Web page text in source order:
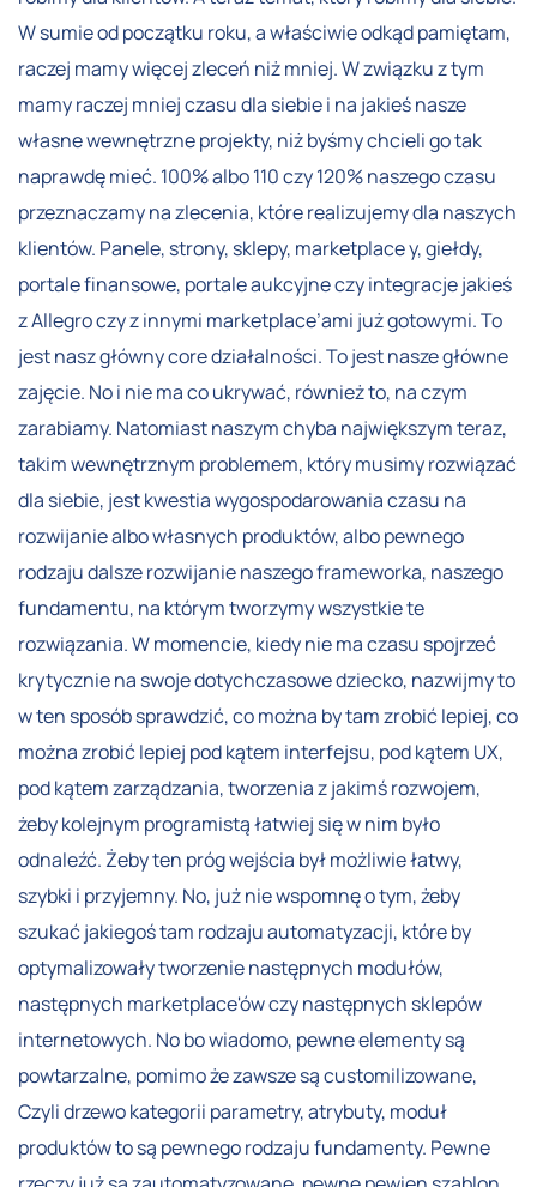
W sumie od początku roku, a właściwie odkąd pamiętam,
raczej mamy więcej zleceń niż mniej. W związku z tym
mamy raczej mniej czasu dla siebie i na jakieś nasze
własne wewnętrzne projekty, niż byśmy chcieli go tak
naprawdę mieć. 100% albo 110 czy 120% naszego czasu
przeznaczamy na zlecenia, które realizujemy dla naszych
klientów. Panele, strony, sklepy, marketplace y, giełdy,
portale finansowe, portale aukcyjne czy integracje jakieś
z Allegro czy z innymi marketplace’ami już gotowymi. To
jest nasz główny core działalności. To jest nasze główne
zajęcie. No i nie ma co ukrywać, również to, na czym
zarabiamy. Natomiast naszym chyba największym teraz,
takim wewnętrznym problemem, który musimy rozwiązać
dla siebie, jest kwestia wygospodarowania czasu na
rozwijanie albo własnych produktów, albo pewnego
rodzaju dalsze rozwijanie naszego frameworka, naszego
fundamentu, na którym tworzymy wszystkie te
rozwiązania. W momencie, kiedy nie ma czasu spojrzeć
krytycznie na swoje dotychczasowe dziecko, nazwijmy to
w ten sposób sprawdzić, co można by tam zrobić lepiej, co
można zrobić lepiej pod kątem interfejsu, pod kątem UX,
pod kątem zarządzania, tworzenia z jakimś rozwojem,
żeby kolejnym programistą łatwiej się w nim było
odnaleźć. Żeby ten próg wejścia był możliwie łatwy,
szybki i przyjemny. No, już nie wspomnę o tym, żeby
szukać jakiegoś tam rodzaju automatyzacji, które by
optymalizowały tworzenie następnych modułów,
następnych marketplace'ów czy następnych sklepów
internetowych. No bo wiadomo, pewne elementy są
powtarzalne, pomimo że zawsze są customilizowane,
Czyli drzewo kategorii parametry, atrybuty, moduł
produktów to są pewnego rodzaju fundamenty. Pewne